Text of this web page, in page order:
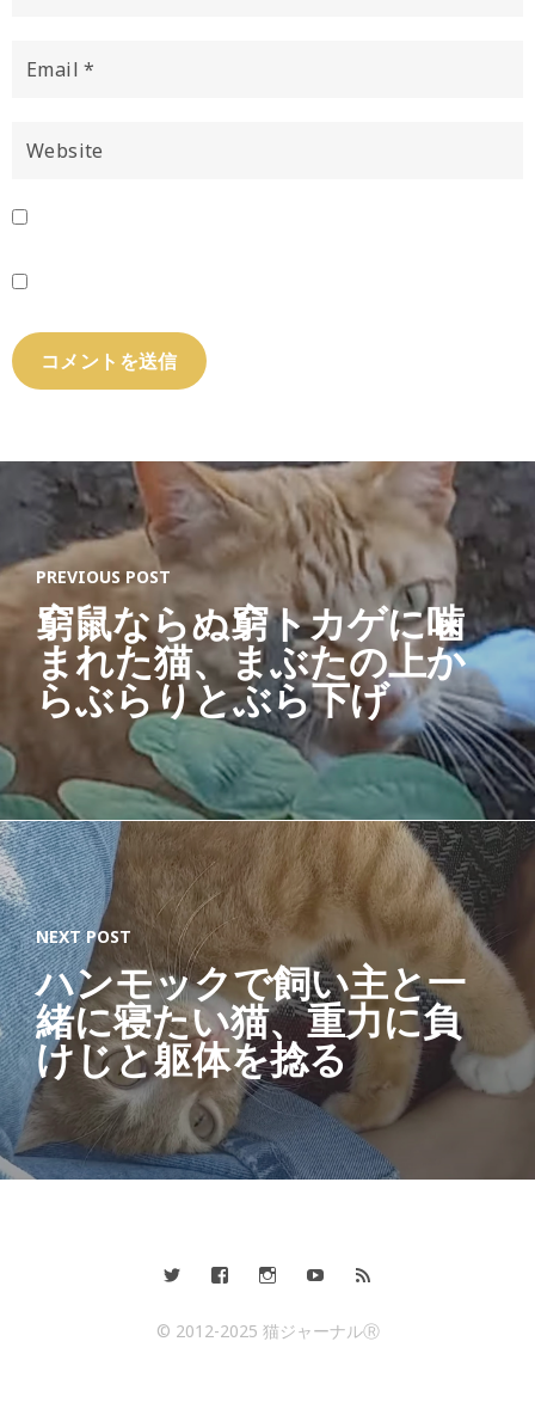
PREVIOUS POST
窮鼠ならぬ窮トカゲに噛
まれた猫、まぶたの上か
らぶらりとぶら下げ
NEXT POST
ハンモックで飼い主と一
緒に寝たい猫、重力に負
けじと躯体を捻る
© 2012-2025 猫ジャーナルⓇ